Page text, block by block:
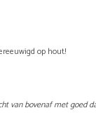
op hout!
van bovenaf met goed